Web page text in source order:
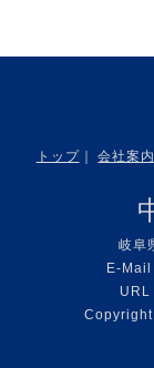
トップ｜会社案内
岐阜
E-Mail
URL